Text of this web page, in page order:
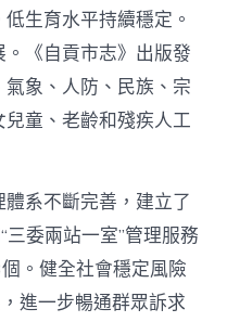
生育水平持續穩定。
《自貢市志》出版發
象、人防、民族、宗
童、老齡和殘疾人工
系不斷完善，建立了
三委兩站一室”管理服務
。健全社會穩定風險
進一步暢通群眾訴求